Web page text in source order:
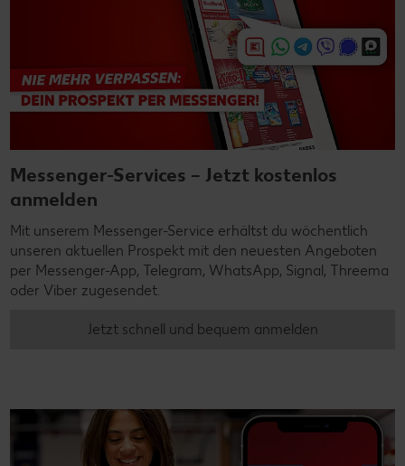
Messenger-Services – Jetzt kostenlos
anmelden
Mit unserem Messenger-Service erhältst du wöchentlich
unseren aktuellen Prospekt mit den neuesten Angeboten
per Messenger-App, Telegram, WhatsApp, Signal, Threema
oder Viber zugesendet.
Jetzt schnell und bequem anmelden